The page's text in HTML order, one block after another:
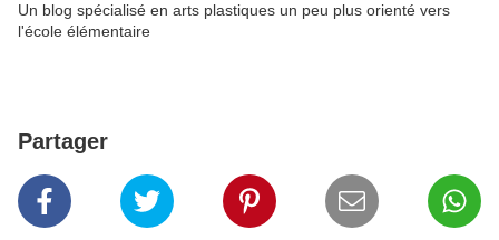
Un blog spécialisé en arts plastiques un peu plus orienté vers
l'école élémentaire
Partager